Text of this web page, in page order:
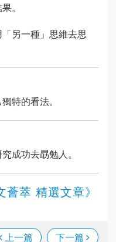
。
另一種」思維去思
特的看法。
成功去勗勉人。
薈萃 精選文章》
上一篇 下一篇